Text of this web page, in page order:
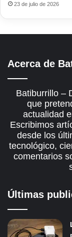
23 de julio de 2026
Acerca de
Batiburrillo –
que
actualidad
Escribimos
desde los
tecnológico,
comentarios
Últimas